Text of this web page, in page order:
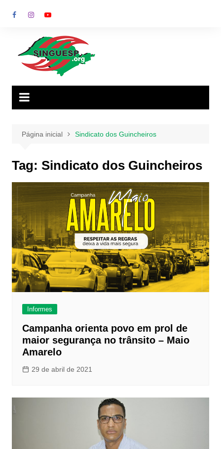
para
Página inicial Sindicato dos Guincheiros
Tag: Sindicato dos Guincheiros
Informes
Campanha orienta povo em prol de
maior segurança no trânsito – Maio
Amarelo
29 de abril de 2021